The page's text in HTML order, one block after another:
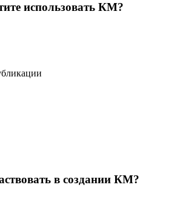
использовать КМ?
в создании КМ?